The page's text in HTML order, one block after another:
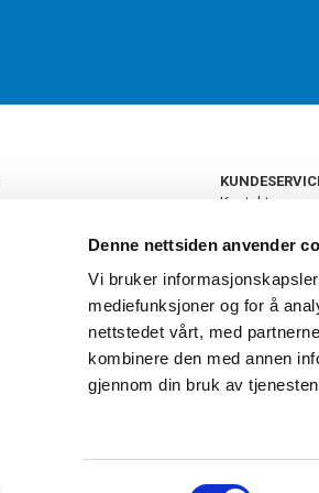
Denne nettsiden anvender
Vi bruker
mediefunksjoner og for å
nettstedet vårt, med
kombinere den med annen
gjennom din bruk av
Kontakt oss
Retur og bytte
Personvern
Frakt og
Ledige stillinger
FAQ - Ofte
Åpenhetsloven